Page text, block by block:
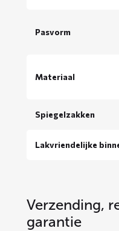
Pasvorm
Materiaal
Spiegelzakken
Lakvriendelijke
Verzending,
garantie